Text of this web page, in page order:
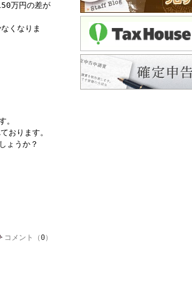
万円の差が
くなりま
。
おります。
ょうか？
コメント（0）